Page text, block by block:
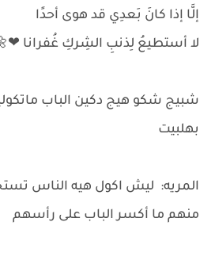
إلَّا إذا كانَ بَعدِي قد هوى أحدًا
لا أستطيعُ لِذنبِ الشِركِ غُفرانا
شبيج شكو هيج دكين الباب
بهلبيت
المريه: ليش اكول هيه الناس
منهم ما أكسر الباب على رأسهم